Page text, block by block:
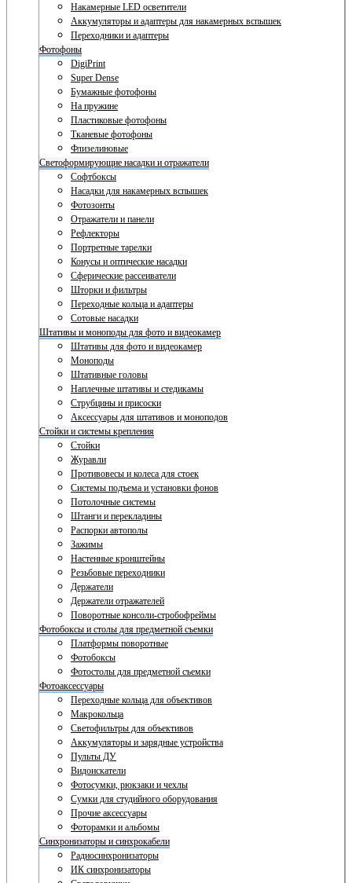
Накамерные LED осветители
Аккумуляторы и адаптеры для накамерных вспышек
Переходники и адаптеры
Фотофоны
DigiPrint
Super Dense
Бумажные фотофоны
На пружине
Пластиковые фотофоны
Тканевые фотофоны
Флизелиновые
Светоформирующие насадки и отражатели
Софтбоксы
Насадки для накамерных вспышек
Фотозонты
Отражатели и панели
Рефлекторы
Портретные тарелки
Конусы и оптические насадки
Сферические рассеиватели
Шторки и фильтры
Переходные кольца и адаптеры
Сотовые насадки
Штативы и моноподы для фото и видеокамер
Штативы для фото и видеокамер
Моноподы
Штативные головы
Наплечные штативы и стедикамы
Струбцины и присоски
Аксессуары для штативов и моноподов
Стойки и системы крепления
Стойки
Журавли
Противовесы и колеса для стоек
Системы подъема и установки фонов
Потолочные системы
Штанги и перекладины
Распорки автополы
Зажимы
Настенные кронштейны
Резьбовые переходники
Держатели
Держатели отражателей
Поворотные консоли-стробофреймы
Фотобоксы и столы для предметной съемки
Платформы поворотные
Фотобоксы
Фотостолы для предметной съемки
Фотоаксессуары
Переходные кольца для объективов
Макрокольца
Светофильтры для объективов
Аккумуляторы и зарядные устройства
Пульты ДУ
Видоискатели
Фотосумки, рюкзаки и чехлы
Сумки для студийного оборудования
Прочие аксессуары
Фоторамки и альбомы
Синхронизаторы и синхрокабели
Радиосинхронизаторы
ИК синхронизаторы